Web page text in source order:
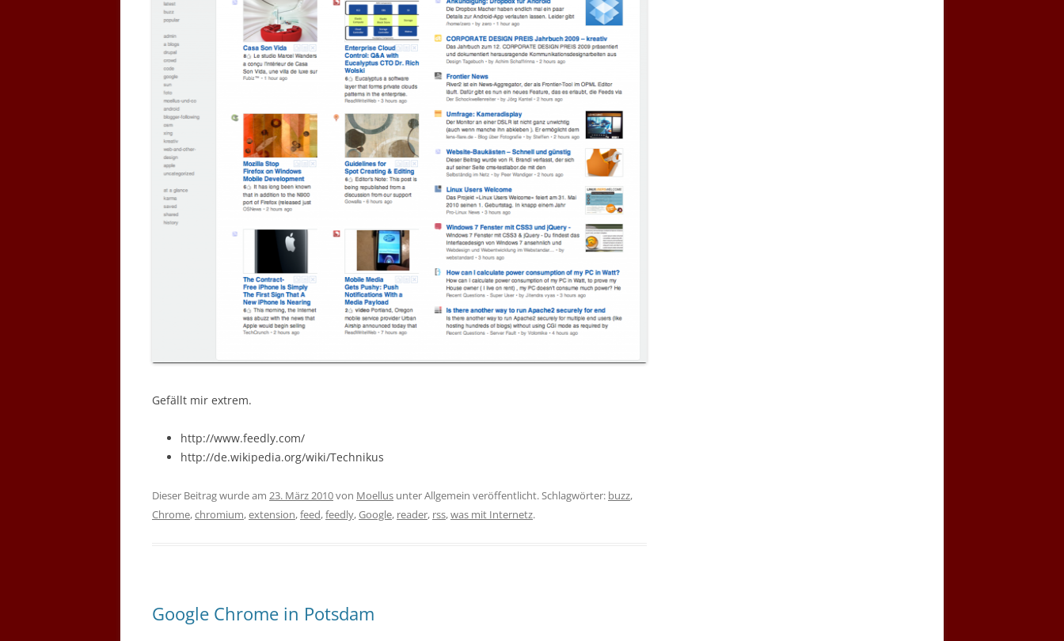
Gefällt mir extrem.
http://www.feedly.com/
http://de.wikipedia.org/wiki/Technikus
Dieser Beitrag wurde am 23. März 2010von Moellus unter Allgemein veröffentlicht. Schlagwörter: buzz,
Chrome,chromium,extension,feed,feedly,Google, reader, rss,was mit Internetz.
Google Chrome in Potsdam